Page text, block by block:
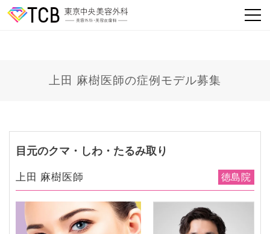
上田 麻樹医師の症例モデル募集
目元のクマ・しわ・たるみ取り
上田 麻樹医師 徳島院